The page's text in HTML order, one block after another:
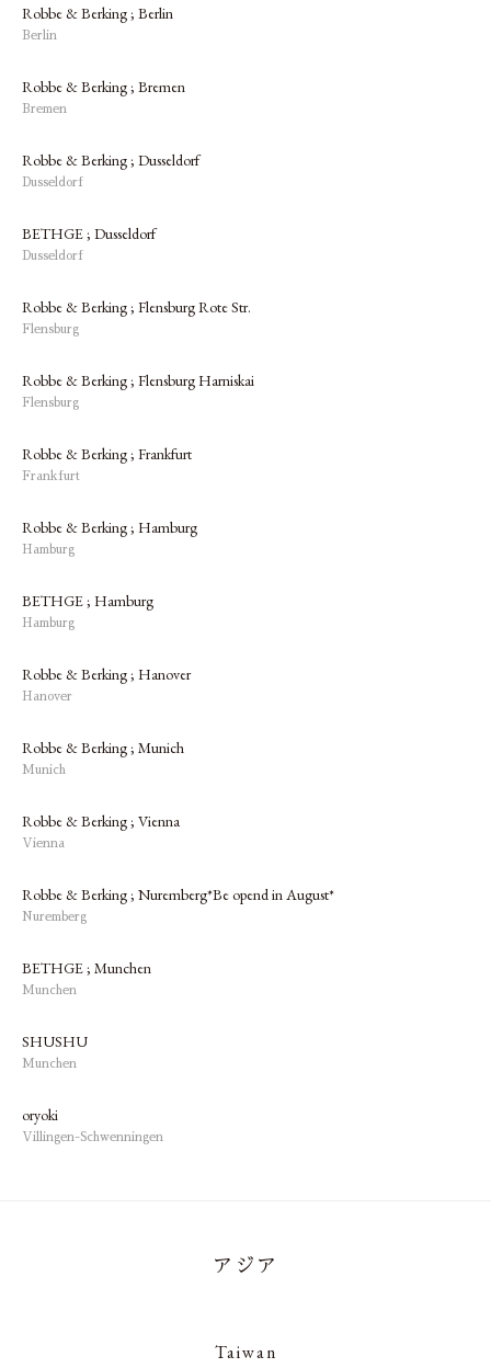
Robbe & Berking ; Berlin
Berlin
Robbe & Berking ; Bremen
Bremen
Robbe & Berking ; Dusseldorf
Dusseldorf
BETHGE ; Dusseldorf
Dusseldorf
Robbe & Berking ; Flensburg Rote Str.
Flensburg
Robbe & Berking ; Flensburg Harniskai
Flensburg
Robbe & Berking ; Frankfurt
Frankfurt
Robbe & Berking ; Hamburg
Hamburg
BETHGE ; Hamburg
Hamburg
Robbe & Berking ; Hanover
Hanover
Robbe & Berking ; Munich
Munich
Robbe & Berking ; Vienna
Vienna
Robbe & Berking ; Nuremberg*Be opend in August*
Nuremberg
BETHGE ; Munchen
Munchen
SHUSHU
Munchen
oryoki
Villingen-Schwenningen
アジア
Taiwan